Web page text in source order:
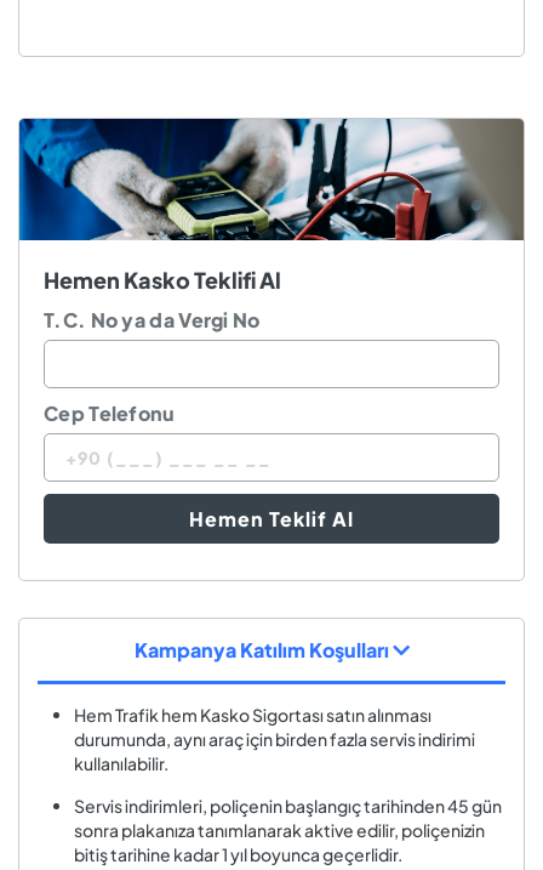
Hemen Kasko Teklifi Al
T.C. No ya da Vergi No
Cep Telefonu
Hemen Teklif Al
Kampanya Katılım Koşulları
Hem Trafik hem Kasko Sigortası satın alınması
durumunda, aynı araç için birden fazla servis indirimi
kullanılabilir.
Servis indirimleri, poliçenin başlangıç tarihinden 45 gün
sonra plakanıza tanımlanarak aktive edilir, poliçenizin
bitiş tarihine kadar 1 yıl boyunca geçerlidir.